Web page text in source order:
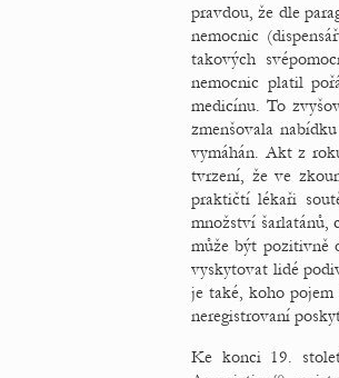
pravdou, že dle
nemocnic
takových
nemocnic platil
medicínu. To
zmenšovala
vymáhán. Akt z
tvrzení, že ve
praktičtí lékaři
množství šarlatánů,
může být pozitivně
vyskytovat lidé
je také, koho pojem
neregistrovaní
Ke konci 19.